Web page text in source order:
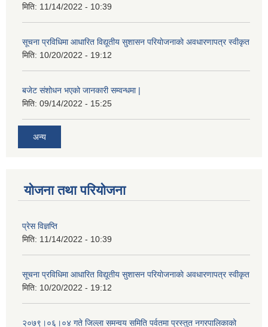
मिति: 11/14/2022 - 10:39
सूचना प्रविधिमा आधारित विद्यूतीय सुशासन परियाेजनाकाे अवधारणापत्र स्वीकृत
मिति: 10/20/2022 - 19:12
बजेट संशोधन भएको जानकारी सम्वन्धमा |
मिति: 09/14/2022 - 15:25
अन्य
योजना तथा परियोजना
प्रेस विज्ञप्ति
मिति: 11/14/2022 - 10:39
सूचना प्रविधिमा आधारित विद्यूतीय सुशासन परियाेजनाकाे अवधारणापत्र स्वीकृत
मिति: 10/20/2022 - 19:12
२०७९।०६।०४ गते जिल्ला समन्वय समिति पर्वतमा प्रस्तुत नगरपालिकाको